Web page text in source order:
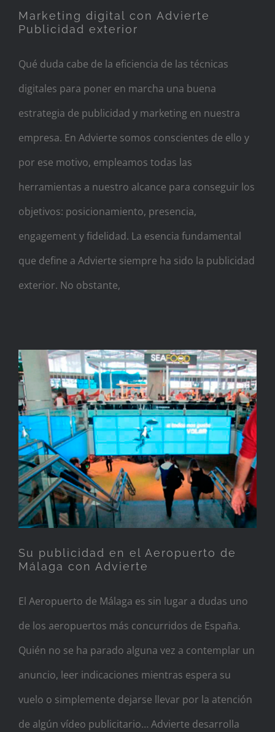
Marketing digital con Advierte
Publicidad exterior
Qué duda cabe de la eficiencia de las técnicas
digitales para poner en marcha una buena
estrategia de publicidad y marketing en nuestra
empresa. En Advierte somos conscientes de ello y
por ese motivo, empleamos todas las
herramientas a nuestro alcance para conseguir los
objetivos: posicionamiento, presencia,
engagement y fidelidad. La esencia fundamental
que define a Advierte siempre ha sido la publicidad
exterior. No obstante,
Su publicidad en el
Aeropuerto de Málaga con
Advierte
Su publicidad en el Aeropuerto de
Málaga con Advierte
El Aeropuerto de Málaga es sin lugar a dudas uno
de los aeropuertos más concurridos de España.
Quién no se ha parado alguna vez a contemplar un
anuncio, leer indicaciones mientras espera su
vuelo o simplemente dejarse llevar por la atención
de algún vídeo publicitario… Advierte desarrolla